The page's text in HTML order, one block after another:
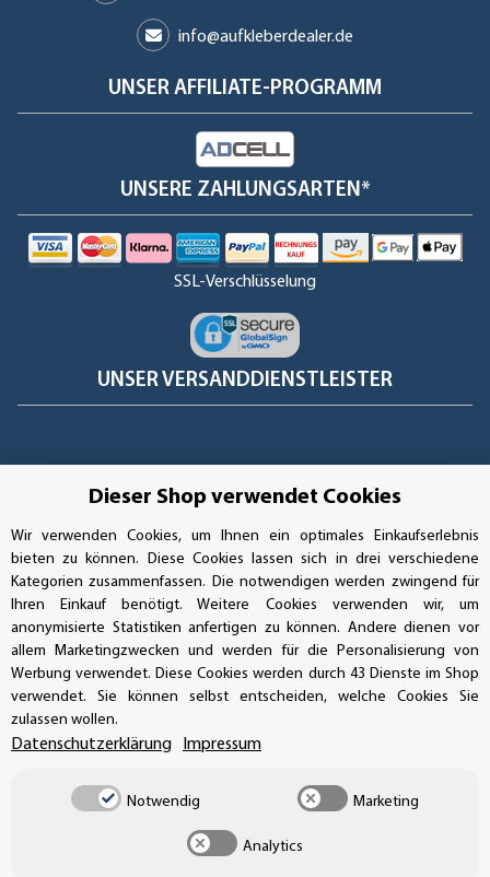
info@aufkleberdealer.de
UNSER AFFILIATE-PROGRAMM
UNSERE ZAHLUNGSARTEN*
SSL-Verschlüsselung
UNSER VERSANDDIENSTLEISTER
Vertrag widerrufen
* Alle Preise inkl. gesetzlicher USt., zzgl.
Dieser Shop verwendet Cookies
Wir verwenden Cookies, um Ihnen ein optimales Einkaufserlebnis
bieten zu können. Diese Cookies lassen sich in drei verschiedene
Kategorien zusammenfassen. Die notwendigen werden zwingend für
Ihren Einkauf benötigt. Weitere Cookies verwenden wir, um
anonymisierte Statistiken anfertigen zu können. Andere dienen vor
allem Marketingzwecken und werden für die Personalisierung von
Werbung verwendet. Diese Cookies werden durch 43 Dienste im Shop
verwendet. Sie können selbst entscheiden, welche Cookies Sie
zulassen wollen.
Datenschutzerklärung Impressum
Notwendig Marketing
Analytics